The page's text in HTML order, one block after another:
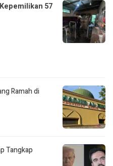
57
Ramah di
Tangkap